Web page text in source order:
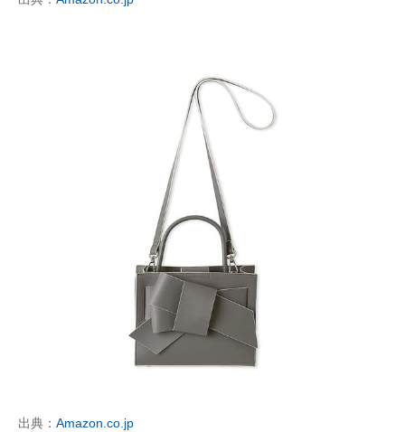
出典： Amazon.co.jp